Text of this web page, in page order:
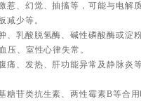
、幻觉、抽搐等，可能与电解质
减少等。
乳酸脱氢酶、碱性磷酸酶或淀粉
压、室性心律失常。
、发热、肝功能异常及静脉炎等
苷类抗生素、两性霉素B等合用